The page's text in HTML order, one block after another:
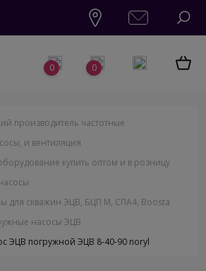
0 0
производитель частотные
и вентиляция
купить оптом и в розницу
для скважин ЭЦВ, БЦП М, СПА4, Boosta
насосы ЭЦВ
ЭЦВ погружной ЭЦВ 8-40-90 noryl